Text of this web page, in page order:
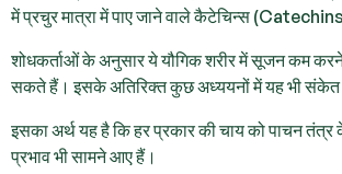
में प्रचुर मात्रा में पाए जाने वाले कैटेचिन्स
शोधकर्ताओं के अनुसार ये यौगिक शरीर में सूजन कम
सकते हैं। इसके अतिरिक्त कुछ अध्ययनों में यह भी संकेत
इसका अर्थ यह है कि हर प्रकार की चाय को पाचन तंत्र
प्रभाव भी सामने आए हैं।